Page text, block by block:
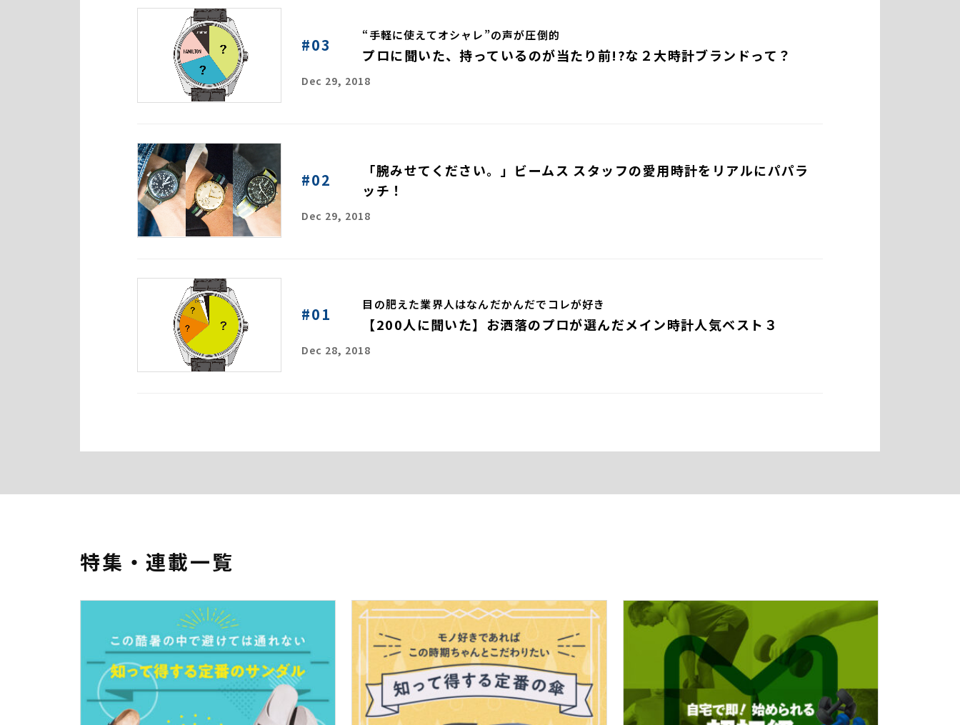
#03 “手軽に使えてオシャレ”の声が圧倒的
プロに聞いた、持っているのが当たり前!?な２大時計ブランドって？
Dec 29, 2018
#02
「腕みせてください。」ビームス スタッフの愛用時計をリアルにパパラ
ッチ！
Dec 29, 2018
#01 目の肥えた業界人はなんだかんだでコレが好き
【200人に聞いた】お洒落のプロが選んだメイン時計人気ベスト３
Dec 28, 2018
特集・連載一覧